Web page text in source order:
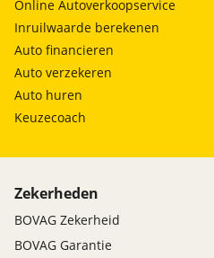
Online Autoverkoopservice
Inruilwaarde berekenen
Auto financieren
Auto verzekeren
Auto huren
Keuzecoach
Zekerheden
BOVAG Zekerheid
BOVAG Garantie